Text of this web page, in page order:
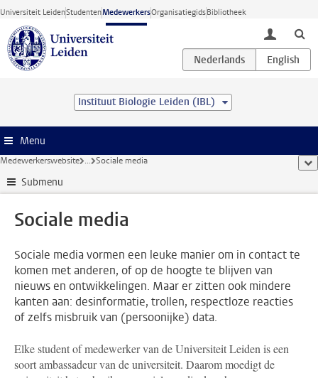
Ga direct naar de inhoud
Universiteit LeidenStudentenMedewerkersOrganisatiegidsBibliotheek
toggle
Instituut Biologie Leiden (IBL)
Menu
Medewerkerswebsite ... Sociale media
Submenu
Sociale media
Sociale media vormen een leuke manier om in contact te
komen met anderen, of op de hoogte te blijven van
nieuws en ontwikkelingen. Maar er zitten ook mindere
kanten aan: desinformatie, trollen, respectloze reacties
of zelfs misbruik van (persoonijke) data.
Elke student of medewerker van de Universiteit Leiden is een
soort ambassadeur van de universiteit. Daarom moedigt de